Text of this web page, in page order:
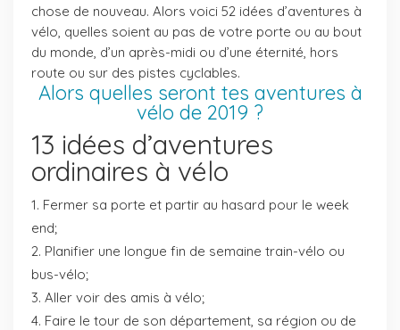
chose de nouveau. Alors voici 52 idées d’aventures à
vélo, quelles soient au pas de votre porte ou au bout
du monde, d’un après-midi ou d’une éternité, hors
route ou sur des pistes cyclables.
Alors quelles seront tes aventures à
vélo de 2019 ?
13 idées d’aventures
ordinaires à vélo
Fermer sa porte et partir au hasard pour le week
end;
Planifier une longue fin de semaine train-vélo ou
bus-vélo;
Aller voir des amis à vélo;
Faire le tour de son département, sa région ou de